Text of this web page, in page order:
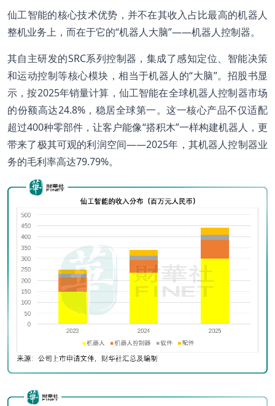
仙工智能的核心技术优势，并不在其收入占比最高的机器人
整机业务上，而在于它的“机器人大脑”——机器人控制器。
其自主研发的SRC系列控制器，集成了感知定位、智能决策
和运动控制等核心模块，相当于机器人的“大脑”。招股书显
示，按2025年销量计算，仙工智能在全球机器人控制器市场
的份额高达24.8%，稳居全球第一。这一核心产品不仅适配
超过400种零部件，让客户能像“搭积木”一样构建机器人，更
带来了极其可观的利润空间——2025年，其机器人控制器业
务的毛利率高达79.79%。